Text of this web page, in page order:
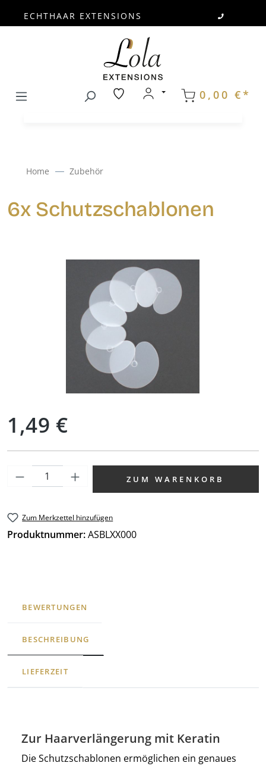
ECHTHAAR EXTENSIONS
0,00 €*
Home Zubehör
6x Schutzschablonen
Bildergalerie überspringen
1,49 €
Produkt Anzahl: Gib den gewünschten
ZUM WARENKORB
Zum Merkzettel hinzufügen
Produktnummer:ASBLXX000
BEWERTUNGEN
BESCHREIBUNG
LIEFERZEIT
Zur Haarverlängerung mit Keratin
Die Schutzschablonen ermöglichen ein genaues